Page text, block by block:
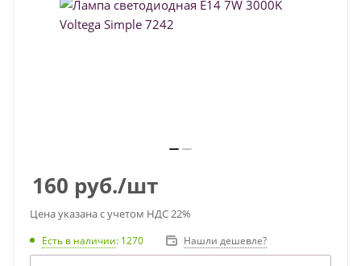
160 руб./шт
Цена указана с учетом НДС 22%
Есть в наличии: 1270 Нашли дешевле?